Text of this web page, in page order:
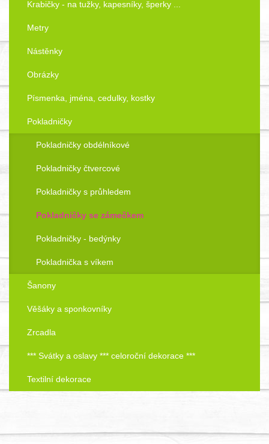
Krabičky - na tužky, kapesníky, šperky ...
Metry
Nástěnky
Obrázky
Písmenka, jména, cedulky, kostky
Pokladničky
Pokladničky obdélníkové
Pokladničky čtvercové
Pokladničky s průhledem
Pokladničky se zámečkem
Pokladničky - bedýnky
Pokladnička s víkem
Šanony
Věšáky a sponkovníky
Zrcadla
*** Svátky a oslavy *** celoroční dekorace ***
Textilní dekorace